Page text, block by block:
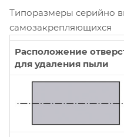
Типоразмеры серийно
самозакрепляющихся
Расположение
для удаления пыли